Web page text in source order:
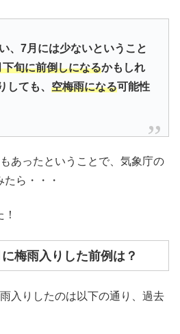
、7月には少ないということ
旬に前倒しになるかもしれ
しても、空梅雨になる可能性
あったということで、気象庁の
ら・・・
梅雨入りした前例は？
入りしたのは以下の通り、過去